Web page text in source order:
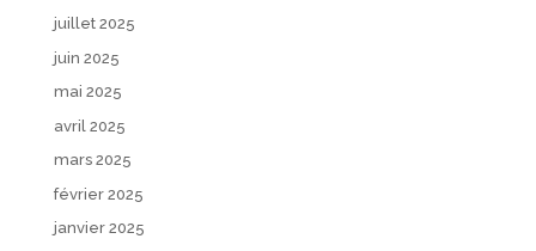
juillet 2025
juin 2025
mai 2025
avril 2025
mars 2025
février 2025
janvier 2025